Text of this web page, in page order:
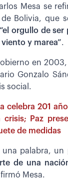
Mesa se
de Bolivia, que
“el orgullo de ser
y marea”.
en
Gonzalo
social.
celebra 201
Paz
de medidas
una palabra,
de una
Mesa.